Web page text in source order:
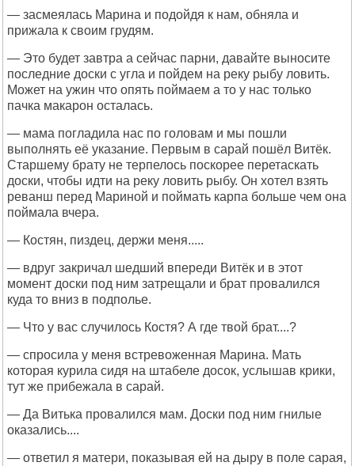
— засмеялась Марина и подойдя к нам, обняла и
прижала к своим грудям.
— Это будет завтра а сейчас парни, давайте выносите
последние доски с угла и пойдем на реку рыбу ловить.
Может на ужин что опять поймаем а то у нас только
пачка макарон осталась.
— мама погладила нас по головам и мы пошли
выполнять её указание. Первым в сарай пошёл Витёк.
Старшему брату не терпелось поскорее перетаскать
доски, чтобы идти на реку ловить рыбу. Он хотел взять
реванш перед Мариной и поймать карпа больше чем она
поймала вчера.
— Костян, пиздец, держи меня.....
— вдруг закричал шедший впереди Витёк и в этот
момент доски под ним затрещали и брат провалился
куда то вниз в подполье.
— Что у вас случилось Костя? А где твой брат....?
— спросила у меня встревоженная Марина. Мать
которая курила сидя на штабеле досок, услышав крики,
тут же прибежала в сарай.
— Да Витька провалился мам. Доски под ним гнилые
оказались....
— ответил я матери, показывая ей на дыру в поле сарая,